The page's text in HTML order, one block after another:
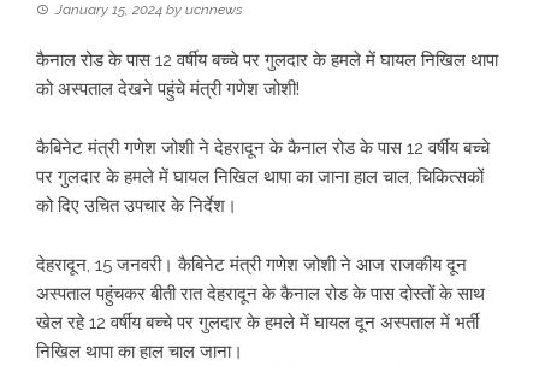
January 15, 2024 by ucnnews
कैनाल रोड के पास 12 वर्षीय बच्चे पर गुलदार के हमले में घायल निखिल थापा
को अस्पताल देखने पहुंचे मंत्री गणेश जोशी!
कैबिनेट मंत्री गणेश जोशी ने देहरादून के कैनाल रोड के पास 12 वर्षीय बच्चे
पर गुलदार के हमले में घायल निखिल थापा का जाना हाल चाल, चिकित्सकों
को दिए उचित उपचार के निर्देश।
देहरादून, 15 जनवरी। कैबिनेट मंत्री गणेश जोशी ने आज राजकीय दून
अस्पताल पहुंचकर बीती रात देहरादून के कैनाल रोड के पास दोस्तों के साथ
खेल रहे 12 वर्षीय बच्चे पर गुलदार के हमले में घायल दून अस्पताल में भर्ती
निखिल थापा का हाल चाल जाना।